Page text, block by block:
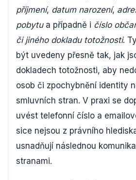
příjmení, datum narození,
pobytua případně i číslo
či jiného dokladu totožnosti.
být uvedeny přesně tak, jak
dokladech totožnosti, aby
osob či zpochybnění identity
smluvních stran. V praxi se
uvést telefonní číslo a
sice nejsou z právního
usnadňují následnou
stranami.